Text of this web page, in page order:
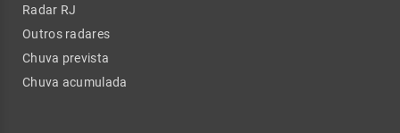
Radar RJ
Outros radares
Chuva prevista
Chuva acumulada